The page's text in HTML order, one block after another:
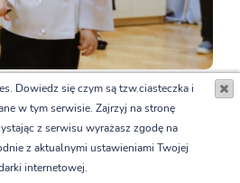
Dowiedz się czym są tzw.ciasteczka i
w tym serwisie. Zajrzyj na stronę
z serwisu wyrażasz zgodę na
z aktualnymi ustawieniami Twojej
internetowej.